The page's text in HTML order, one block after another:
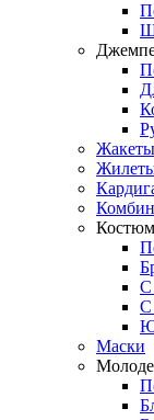
Жакеты
С
С
Маски